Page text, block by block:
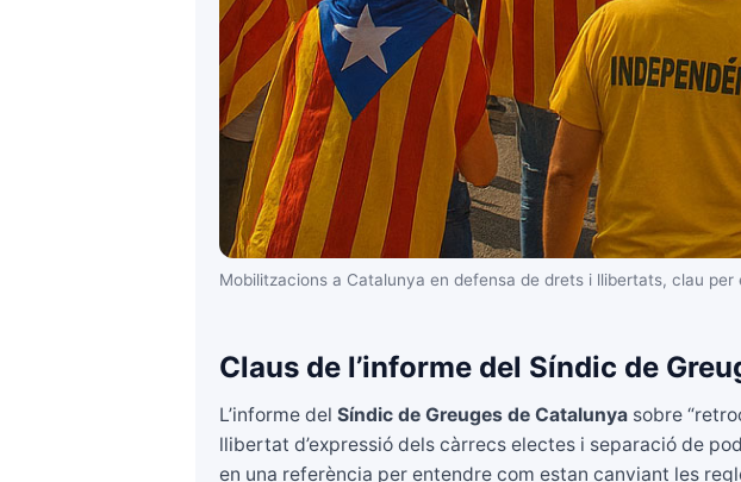
Mobilitzacions a Catalunya en defensa de drets i llibertats, clau per
Claus de l’informe del Síndic de
L’informe del Síndic de Greuges de Catalunya sobre
llibertat d’expressió dels càrrecs electes i separació de
en una referència per entendre com estan canviant les